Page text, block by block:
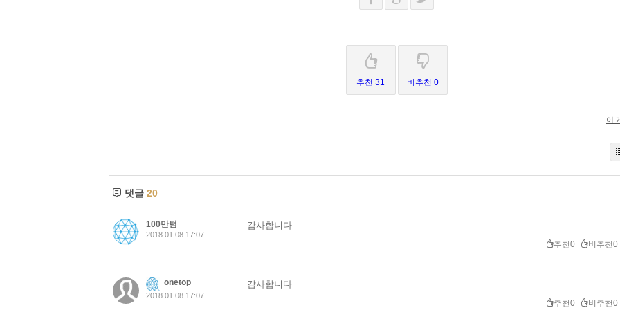
추천 31 비추천 0
이
댓글 20
100만텀
2018.01.08 17:07
감사합니다
추천0 비추천0
onetop
2018.01.08 17:07
감사합니다
추천0 비추천0